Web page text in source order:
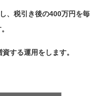
、税引き後の400万円を毎
する運用をします。